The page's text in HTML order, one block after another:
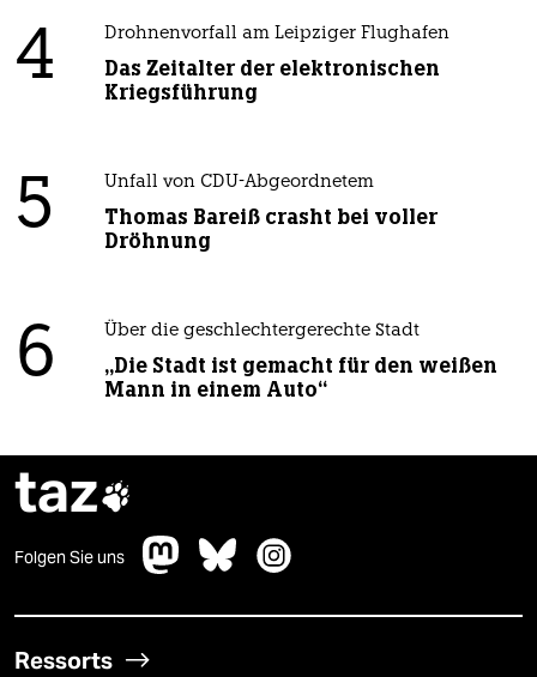
4 Drohnenvorfall am Leipziger Flughafen
Das Zeitalter der elektronischen
Kriegsführung
5 Unfall von CDU-Abgeordnetem
Thomas Bareiß crasht bei voller
Dröhnung
6 Über die geschlechtergerechte Stadt
„Die Stadt ist gemacht für den weißen
Mann in einem Auto“
taz
Folgen Sie uns
Ressorts